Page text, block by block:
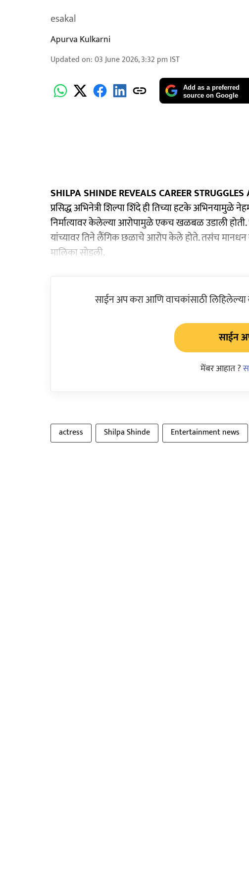
esakal
Apurva Kulkarni
Updated on:03 June 2026, 3:32 pm IST
Add as a preferred
source on Google
SHILPA SHINDE REVEALS CAREER
प्रसिद्ध अभिनेत्री शिल्पा शिंदे ही तिच्या हटके
निर्मात्यावर केलेल्या आरोपामुळे एकच खळबळ उडाली
यांच्यावर तिने लैंगिक छळाचे आरोप केले होते. तसंच मानधन
मालिका सोडली.
साईन अप करा आणि वाचकांसाठी
साईन
मेंबर आहात ?
actress Shilpa Shinde Entertainment news